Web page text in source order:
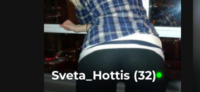
Sveta_Hottis (32)